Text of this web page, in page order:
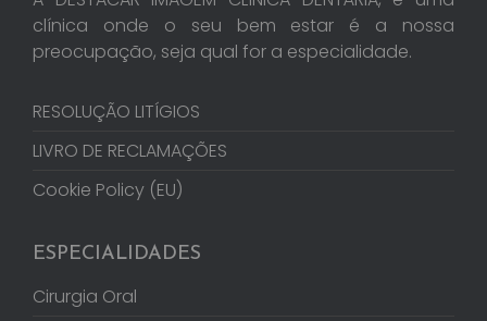
clínica onde o seu bem estar é a nossa
preocupação, seja qual for a especialidade.
RESOLUÇÃO LITÍGIOS
LIVRO DE RECLAMAÇÕES
Cookie Policy (EU)
ESPECIALIDADES
Cirurgia Oral